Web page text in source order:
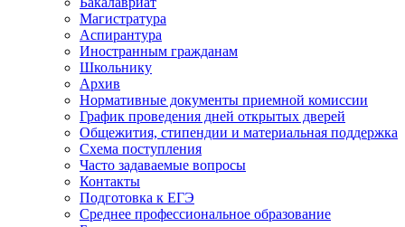
Магистратура
Аспирантура
Иностранным гражданам
Школьнику
Архив
Нормативные документы приемной комиссии
График проведения дней открытых дверей
Общежития, стипендии и материальная поддержка
Схема поступления
Часто задаваемые вопросы
Контакты
Подготовка к ЕГЭ
Среднее профессиональное образование